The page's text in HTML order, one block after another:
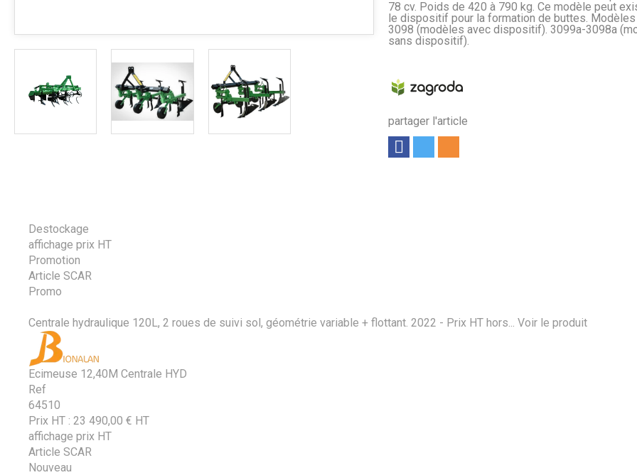
partager l'article
78 cv. Poids de 420 à 790 kg. Ce modèle peut
le dispositif pour la formation de buttes. Modèles
3098 (modèles avec dispositif). 3099a-3098a
sans dispositif).
Destockage
affichage prix HT
Promotion
Article SCAR
Promo
Centrale hydraulique 120L, 2 roues de suivi sol, géométrie variable + flottant. 2022 - Prix HT hors... Voir le produit
Ecimeuse 12,40M Centrale HYD
Ref
64510
Prix HT : 23 490,00 € HT
affichage prix HT
Article SCAR
Nouveau